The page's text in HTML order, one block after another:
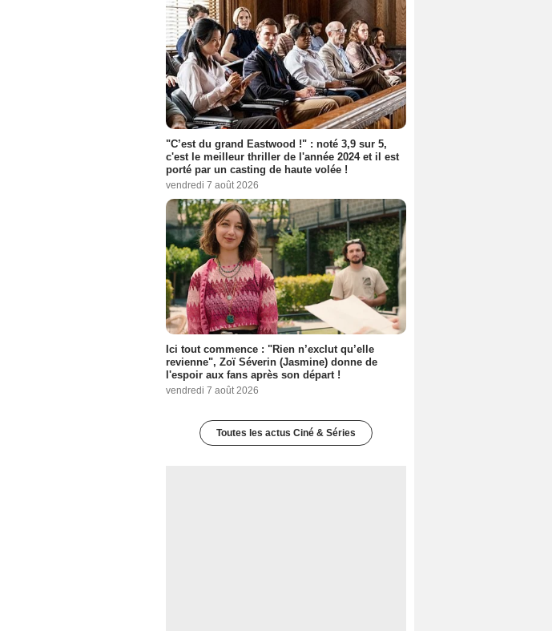
"C’est du grand Eastwood !" : noté 3,9 sur 5,
c'est le meilleur thriller de l'année 2024 et il est
porté par un casting de haute volée !
vendredi 7 août 2026
Ici tout commence : "Rien n’exclut qu’elle
revienne", Zoï Séverin (Jasmine) donne de
l'espoir aux fans après son départ !
vendredi 7 août 2026
Toutes les actus Ciné & Séries